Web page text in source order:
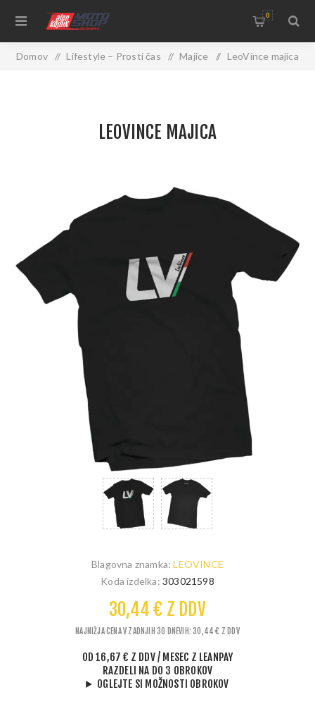
0
Domov / Lifestyle – Prosti čas / Majice / LeoVince majica
LEOVINCE MAJICA
Blagovna znamka: LEOVINCE
Koda izdelka: 303021598
30,44 € Z DDV
NAJNIŽJA CENA V ZADNJIH 30 DNEVIH: 30,44 € Z DDV
OD 16,67 € Z DDV/ MESEC Z LEANPAY
RAZDELI NA DO 3 OBROKOV
OGLEJTE SI MOŽNOSTI OBROKOV